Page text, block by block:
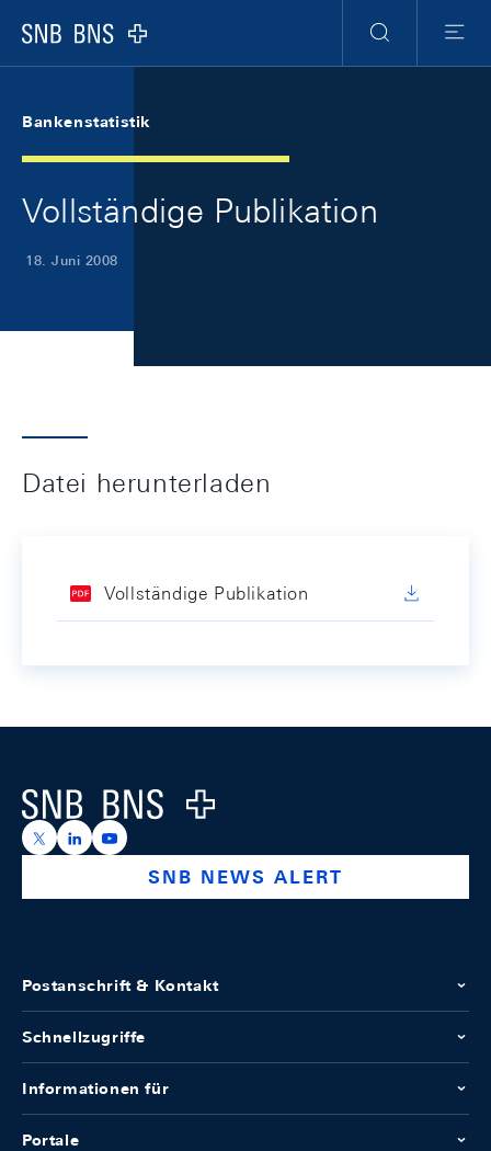
Logo
Suche
Menu
Bankenstatistik
Vollständige Publikation
18. Juni 2008
Datei herunterladen
Vollständige Publikation
Logo
https://x.com/snb_bns
https://ch.linkedin.com/company/swiss-national-
https://www.youtube.com/@swissnationalbank
SNB NEWS ALERT
Postanschrift & Kontakt
Schnellzugriffe
Informationen für
Portale